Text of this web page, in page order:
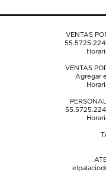
envío.envío.envío.envío.
VENTAS
VENTAS
Agregar